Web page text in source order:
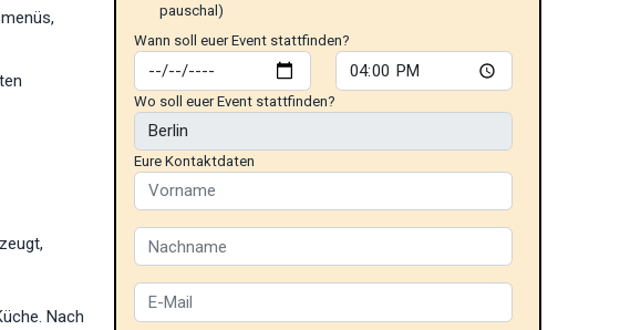
Nach
pauschal)
Wann soll euer Event stattfinden?
Wo soll euer Event stattfinden?
Eure Kontaktdaten